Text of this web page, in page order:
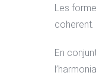
Les
coherent.
En